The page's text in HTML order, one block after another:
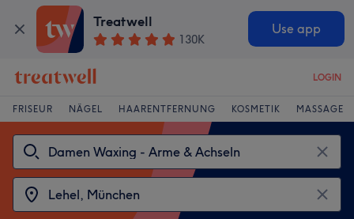
Treatwell
130K
Use app
LOGIN
FRISEUR NÄGEL HAARENTFERNUNG KOSMETIK MASSAGE